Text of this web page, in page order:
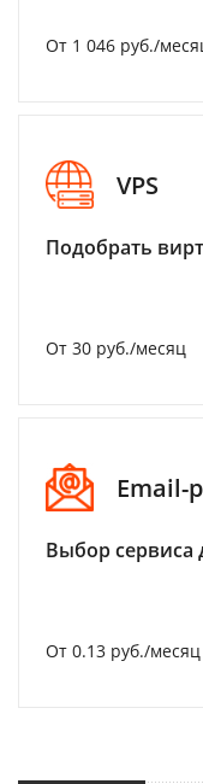
От 1 046 руб./
VPS
Подобрать
От 30 руб./месяц
Email-
Выбор сервиса
От 0.13 руб./месяц